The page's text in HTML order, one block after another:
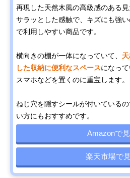
再現した天然木風の高級感のある見
サラッとした感触で、キズにも強
で利用しやすい商品です。
横向きの棚が一体になっていて、
した収納に便利なスペースになっ
スマホなどを置くのに重宝します。
ねじ穴を隠すシールが付いている
い方にもおすすめです。
Amazonで
楽天市場で